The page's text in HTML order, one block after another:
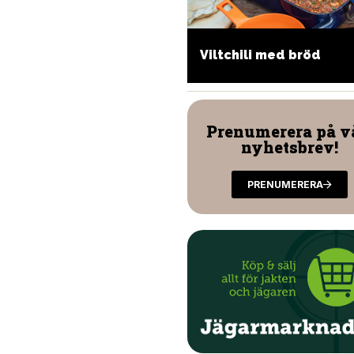
Viltchili med bröd
Prenumerera på
nyhetsbrev!
PRENUMERERA